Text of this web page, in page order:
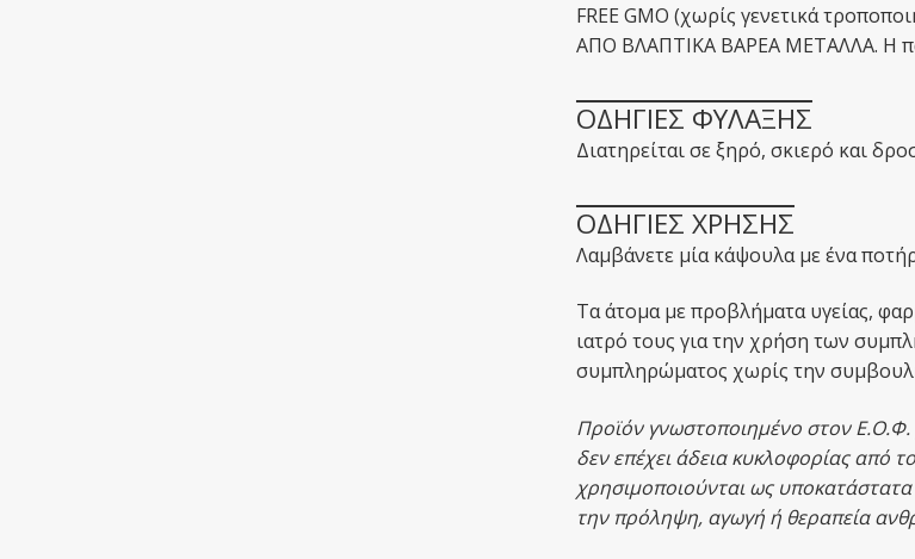
FREE GMO (χωρίς γενετικά
ΑΠΟ ΒΛΑΠΤΙΚΑ ΒΑΡΕΑ ΜΕΤΑΛΛΑ. Η
ΟΔΗΓΙΕΣ ΦΥΛΑΞΗΣ
Διατηρείται σε ξηρό, σκιερό και
ΟΔΗΓΙΕΣ ΧΡΗΣΗΣ
Λαμβάνετε μία κάψουλα με ένα
Τα άτομα με προβλήματα υγείας,
ιατρό τους για την χρήση των
συμπληρώματος χωρίς την
Προϊόν γνωστοποιημένο στον
δεν επέχει άδεια κυκλοφορίας από
χρησιμοποιούνται ως
την πρόληψη, αγωγή ή θεραπεία